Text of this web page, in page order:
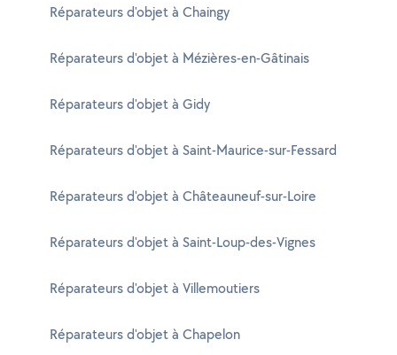
Réparateurs d'objet à Chaingy
Réparateurs d'objet à Mézières-en-Gâtinais
Réparateurs d'objet à Gidy
Réparateurs d'objet à Saint-Maurice-sur-Fessard
Réparateurs d'objet à Châteauneuf-sur-Loire
Réparateurs d'objet à Saint-Loup-des-Vignes
Réparateurs d'objet à Villemoutiers
Réparateurs d'objet à Chapelon